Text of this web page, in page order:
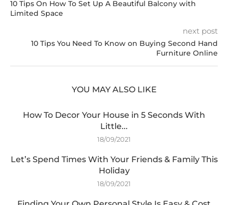
10 Tips On How To Set Up A Beautiful Balcony with
Limited Space
next post
10 Tips You Need To Know on Buying Second Hand
Furniture Online
YOU MAY ALSO LIKE
How To Decor Your House in 5 Seconds With
Little...
18/09/2021
Let’s Spend Times With Your Friends & Family This
Holiday
18/09/2021